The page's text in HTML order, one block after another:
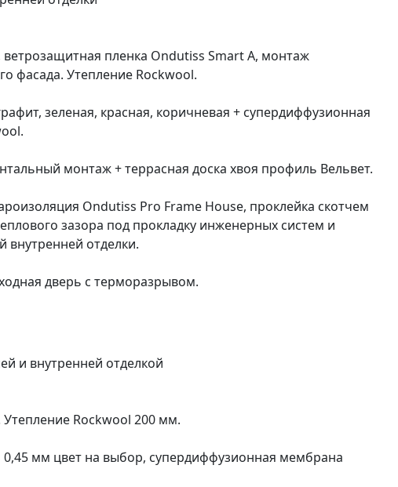
ветрозащитная пленка Ondutiss Smart А, монтаж
фасада. Утепление Rockwool.
зеленая, красная, коричневая + супердиффузионная
монтаж + террасная доска хвоя профиль Вельвет.
Ondutiss Pro Frame House, проклейка скотчем
зазора под прокладку инженерных систем и
внутренней отделки.
дверь с терморазрывом.
и внутренней отделкой
Утепление Rockwool 200 мм.
мм цвет на выбор, супердиффузионная мембрана